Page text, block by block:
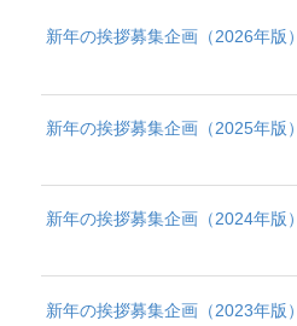
新年の挨拶募集企画（2026年版）
新年の挨拶募集企画（2025年版）
新年の挨拶募集企画（2024年版）
新年の挨拶募集企画（2023年版）